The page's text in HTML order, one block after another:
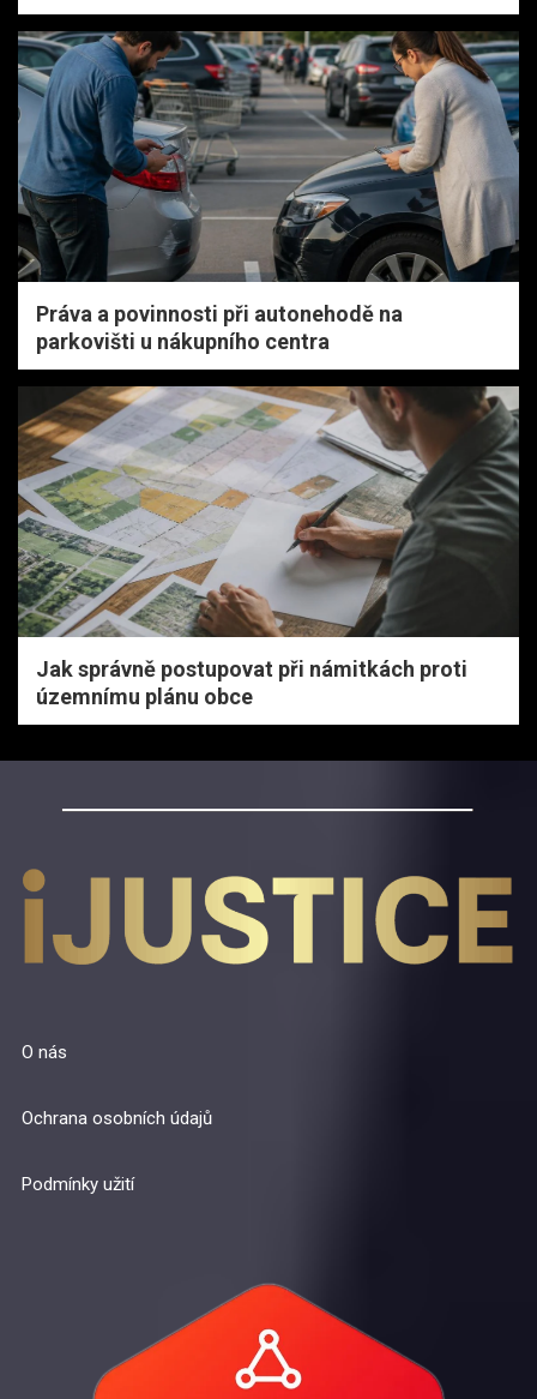
Práva a povinnosti při autonehodě na
parkovišti u nákupního centra
Jak správně postupovat při námitkách proti
územnímu plánu obce
O nás
Ochrana osobních údajů
Podmínky užití